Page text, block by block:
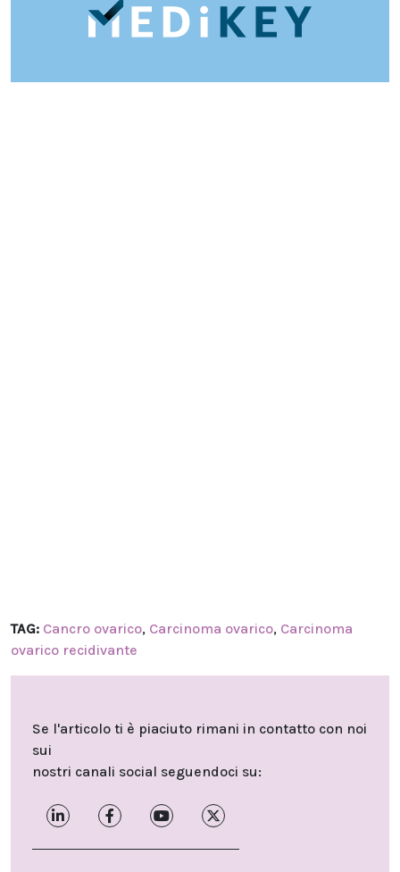
TAG: Cancro ovarico, Carcinoma ovarico, Carcinoma
ovarico recidivante
Se l'articolo ti è piaciuto rimani in contatto con noi
sui
nostri canali social seguendoci su: